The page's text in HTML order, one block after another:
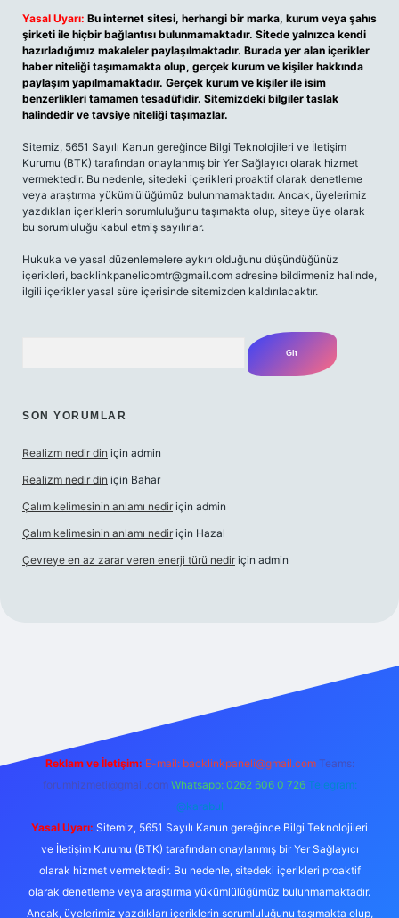
Yasal Uyarı: Bu internet sitesi, herhangi bir marka, kurum veya şahıs
şirketi ile hiçbir bağlantısı bulunmamaktadır. Sitede yalnızca kendi
hazırladığımız makaleler paylaşılmaktadır. Burada yer alan içerikler
haber niteliği taşımamakta olup, gerçek kurum ve kişiler hakkında
paylaşım yapılmamaktadır. Gerçek kurum ve kişiler ile isim
benzerlikleri tamamen tesadüfidir. Sitemizdeki bilgiler taslak
halindedir ve tavsiye niteliği taşımazlar.
Sitemiz, 5651 Sayılı Kanun gereğince Bilgi Teknolojileri ve İletişim
Kurumu (BTK) tarafından onaylanmış bir Yer Sağlayıcı olarak hizmet
vermektedir. Bu nedenle, sitedeki içerikleri proaktif olarak denetleme
veya araştırma yükümlülüğümüz bulunmamaktadır. Ancak, üyelerimiz
yazdıkları içeriklerin sorumluluğunu taşımakta olup, siteye üye olarak
bu sorumluluğu kabul etmiş sayılırlar.
Hukuka ve yasal düzenlemelere aykırı olduğunu düşündüğünüz
içerikleri, backlinkpanelicomtr@gmail.com adresine bildirmeniz halinde,
ilgili içerikler yasal süre içerisinde sitemizden kaldırılacaktır.
SON YORUMLAR
Realizm nedir din için admin
Realizm nedir din için Bahar
Çalım kelimesinin anlamı nedir için admin
Çalım kelimesinin anlamı nedir için Hazal
Çevreye en az zarar veren enerji türü nedir için admin
Reklam ve İletişim: E-mail: backlinkpaneli@gmail.com Teams:
forumhizmeti@gmail.com Whatsapp: 0262 606 0 726 Telegram:
@karabul
Yasal Uyarı: Sitemiz, 5651 Sayılı Kanun gereğince Bilgi Teknolojileri
ve İletişim Kurumu (BTK) tarafından onaylanmış bir Yer Sağlayıcı
olarak hizmet vermektedir. Bu nedenle, sitedeki içerikleri proaktif
olarak denetleme veya araştırma yükümlülüğümüz bulunmamaktadır.
Ancak, üyelerimiz yazdıkları içeriklerin sorumluluğunu taşımakta olup,